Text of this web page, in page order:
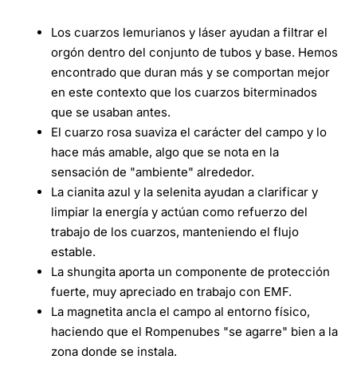
Los cuarzos lemurianos y láser ayudan a filtrar el
orgón dentro del conjunto de tubos y base. Hemos
encontrado que duran más y se comportan mejor
en este contexto que los cuarzos biterminados
que se usaban antes.
El cuarzo rosa suaviza el carácter del campo y lo
hace más amable, algo que se nota en la
sensación de "ambiente" alrededor.
La cianita azul y la selenita ayudan a clarificar y
limpiar la energía y actúan como refuerzo del
trabajo de los cuarzos, manteniendo el flujo
estable.
La shungita aporta un componente de protección
fuerte, muy apreciado en trabajo con EMF.
La magnetita ancla el campo al entorno físico,
haciendo que el Rompenubes "se agarre" bien a la
zona donde se instala.